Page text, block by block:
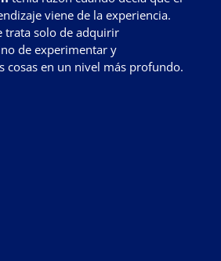
viene de la experiencia.
trata solo de adquirir
deexperimentar y
cosas en un nivel más profundo.